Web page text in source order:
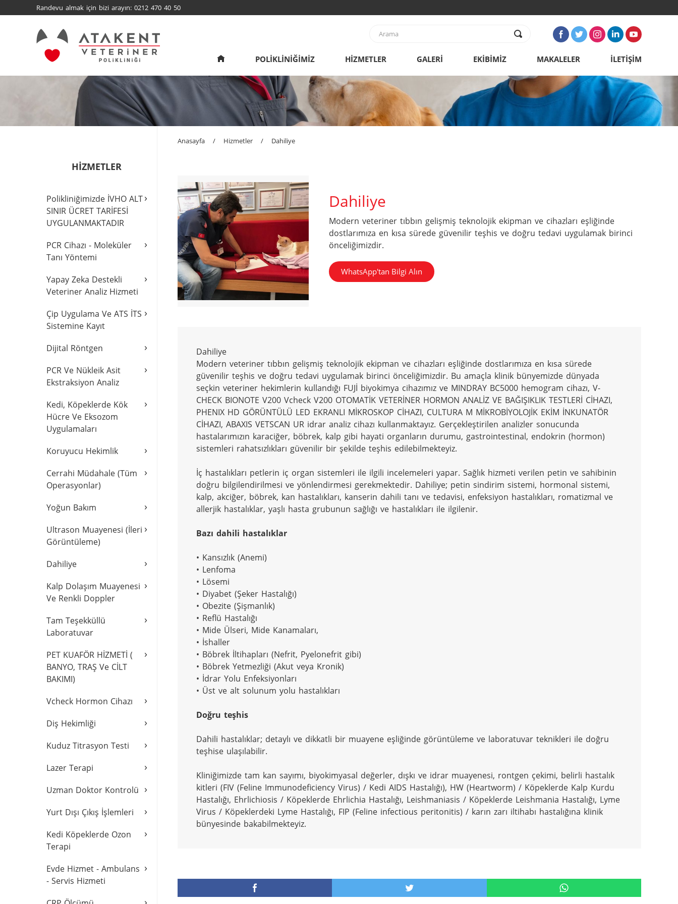
Randevu almak için bizi arayın: 0212 470 40 50
POLİKLİNİĞİMİZ HİZMETLER GALERİ EKİBİMİZ MAKALELER İLETİŞİM
HİZMETLER
›
Polikliniğimizde İVHO ALT
SINIR ÜCRET TARİFESİ
UYGULANMAKTADIR
›
PCR Cihazı - Moleküler
Tanı Yöntemi
›
Yapay Zeka Destekli
Veteriner Analiz Hizmeti
›
Çip Uygulama Ve ATS İTS
Sistemine Kayıt
›
Dijital Röntgen
›
PCR Ve Nükleik Asit
Ekstraksiyon Analiz
›
Kedi, Köpeklerde Kök
Hücre Ve Eksozom
Uygulamaları
›
Koruyucu Hekimlik
›
Cerrahi Müdahale (Tüm
Operasyonlar)
›
Yoğun Bakım
›
Ultrason Muayenesi (İleri
Görüntüleme)
›
Dahiliye
›
Kalp Dolaşım Muayenesi
Ve Renkli Doppler
›
Tam Teşekküllü
Laboratuvar
›
PET KUAFÖR HİZMETİ (
BANYO, TRAŞ Ve CİLT
BAKIMI)
›
Vcheck Hormon Cihazı
›
Diş Hekimliği
›
Kuduz Titrasyon Testi
›
Lazer Terapi
›
Uzman Doktor Kontrolü
›
Yurt Dışı Çıkış İşlemleri
›
Kedi Köpeklerde Ozon
Terapi
›
Evde Hizmet - Ambulans
- Servis Hizmeti
Anasayfa / Hizmetler / Dahiliye
Dahiliye
Modern veteriner tıbbın gelişmiş teknolojik ekipman ve cihazları eşliğinde
dostlarımıza en kısa sürede güvenilir teşhis ve doğru tedavi uygulamak birinci
önceliğimizdir.
WhatsApp'tan Bilgi Alın
Dahiliye
Modern veteriner tıbbın gelişmiş teknolojik ekipman ve cihazları eşliğinde dostlarımıza en kısa sürede
güvenilir teşhis ve doğru tedavi uygulamak birinci önceliğimizdir. Bu amaçla klinik bünyemizde dünyada
seçkin veteriner hekimlerin kullandığı FUJİ biyokimya cihazımız ve MINDRAY BC5000 hemogram cihazı, V-
CHECK BIONOTE V200 Vcheck V200 OTOMATİK VETERİNER HORMON ANALİZ VE BAĞIŞIKLIK TESTLERİ CİHAZI,
PHENIX HD GÖRÜNTÜLÜ LED EKRANLI MİKROSKOP CİHAZI, CULTURA M MİKROBİYOLOJİK EKİM İNKUNATÖR
CİHAZI, ABAXIS VETSCAN UR idrar analiz cihazı kullanmaktayız. Gerçekleştirilen analizler sonucunda
hastalarımızın karaciğer, böbrek, kalp gibi hayati organların durumu, gastrointestinal, endokrin (hormon)
sistemleri rahatsızlıkları güvenilir bir şekilde teşhis edilebilmekteyiz.
İç hastalıkları petlerin iç organ sistemleri ile ilgili incelemeleri yapar. Sağlık hizmeti verilen petin ve sahibinin
doğru bilgilendirilmesi ve yönlendirmesi gerekmektedir. Dahiliye; petin sindirim sistemi, hormonal sistemi,
kalp, akciğer, böbrek, kan hastalıkları, kanserin dahili tanı ve tedavisi, enfeksiyon hastalıkları, romatizmal ve
allerjik hastalıklar, yaşlı hasta grubunun sağlığı ve hastalıkları ile ilgilenir.
Bazı dahili hastalıklar
• Kansızlık (Anemi)
• Lenfoma
• Lösemi
• Diyabet (Şeker Hastalığı)
• Obezite (Şişmanlık)
• Reflü Hastalığı
• Mide Ülseri, Mide Kanamaları,
• İshaller
• Böbrek İltihapları (Nefrit, Pyelonefrit gibi)
• Böbrek Yetmezliği (Akut veya Kronik)
• İdrar Yolu Enfeksiyonları
• Üst ve alt solunum yolu hastalıkları
Doğru teşhis
Dahili hastalıklar; detaylı ve dikkatli bir muayene eşliğinde görüntüleme ve laboratuvar teknikleri ile doğru
teşhise ulaşılabilir.
Kliniğimizde tam kan sayımı, biyokimyasal değerler, dışkı ve idrar muayenesi, rontgen çekimi, belirli hastalık
kitleri (FIV (Feline Immunodeficiency Virus) / Kedi AIDS Hastalığı), HW (Heartworm) / Köpeklerde Kalp Kurdu
Hastalığı, Ehrlichiosis / Köpeklerde Ehrlichia Hastalığı, Leishmaniasis / Köpeklerde Leishmania Hastalığı, Lyme
Virus / Köpeklerdeki Lyme Hastalığı, FIP (Feline infectious peritonitis) / karın zarı iltihabı hastalığına klinik
bünyesinde bakabilmekteyiz.